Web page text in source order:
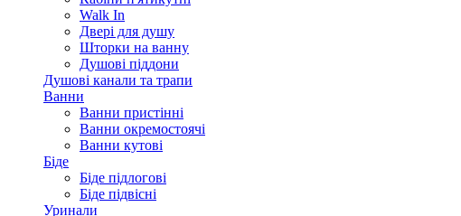
Walk In
Двері для душу
Шторки на ванну
Душові піддони
Душові канали та трапи
Ванни
Ванни пристінні
Ванни окремостоячі
Ванни кутові
Біде
Біде підлогові
Біде підвісні
Уринали